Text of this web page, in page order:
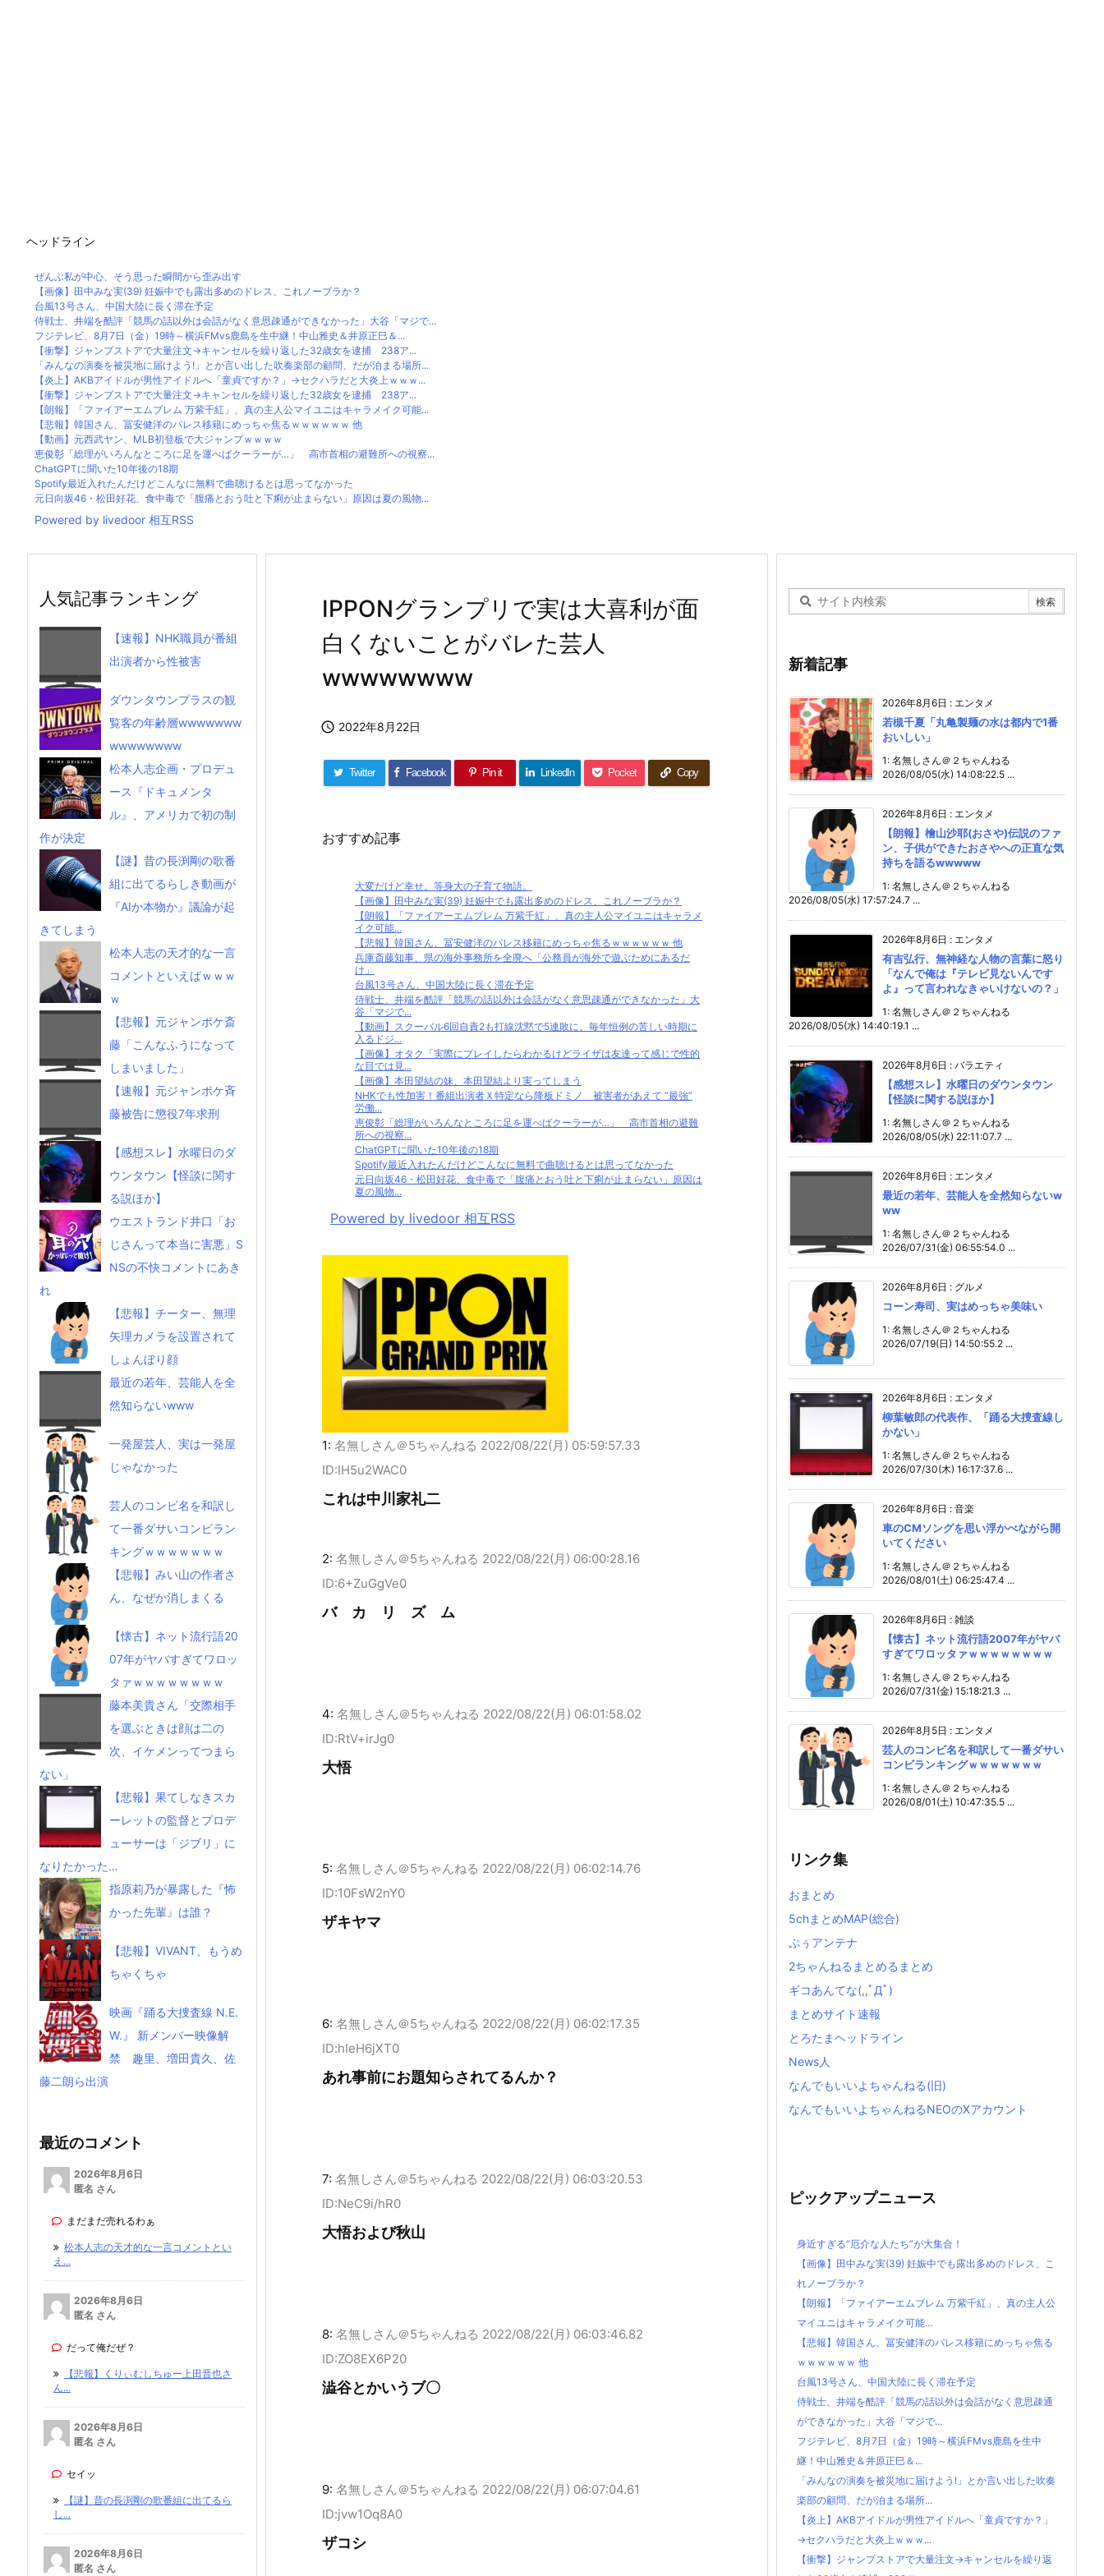
ヘッドライン
ぜんぶ私が中心、そう思った瞬間から歪み出す
【画像】田中みな実(39) 妊娠中でも露出多めのドレス、これノーブラか？
台風13号さん、中国大陸に長く滞在予定
侍戦士、井端を酷評「競馬の話以外は会話がなく意思疎通ができなかった」大谷「マジで...
フジテレビ、8月7日（金）19時～横浜FMvs鹿島を生中継！中山雅史＆井原正巳＆...
【衝撃】ジャンプストアで大量注文→キャンセルを繰り返した32歳女を逮捕 238ア...
「みんなの演奏を被災地に届けよう!」とか言い出した吹奏楽部の顧問、だが泊まる場所...
【炎上】AKBアイドルが男性アイドルへ「童貞ですか？」→セクハラだと大炎上ｗｗｗ...
【衝撃】ジャンプストアで大量注文→キャンセルを繰り返した32歳女を逮捕 238ア...
【朗報】「ファイアーエムブレム 万紫千紅」、真の主人公マイユニはキャラメイク可能...
【悲報】韓国さん、冨安健洋のパレス移籍にめっちゃ焦るｗｗｗｗｗｗ 他
【動画】元西武ヤン、MLB初登板で大ジャンプｗｗｗｗ
恵俊彰「総理がいろんなところに足を運べばクーラーが…」 高市首相の避難所への視察...
ChatGPTに聞いた10年後の18期
Spotify最近入れたんだけどこんなに無料で曲聴けるとは思ってなかった
元日向坂46・松田好花、食中毒で「腹痛とおう吐と下痢が止まらない」原因は夏の風物...
Powered by livedoor 相互RSS
IPPONグランプリで実は大喜利が面
白くないことがバレた芸人
wwwwwwww
 2022年8月22日
Twitter Facebook Pin it LinkedIn Pocket Copy
おすすめ記事
大変だけど幸せ。等身大の子育て物語。
【画像】田中みな実(39) 妊娠中でも露出多めのドレス、これノーブラか？
【朗報】「ファイアーエムブレム 万紫千紅」、真の主人公マイユニはキャラメ
イク可能...
【悲報】韓国さん、冨安健洋のパレス移籍にめっちゃ焦るｗｗｗｗｗｗ 他
兵庫斎藤知事、県の海外事務所を全廃へ「公務員が海外で遊ぶためにあるだ
け」
台風13号さん、中国大陸に長く滞在予定
侍戦士、井端を酷評「競馬の話以外は会話がなく意思疎通ができなかった」大
谷「マジで...
【動画】スクーバル6回自責2も打線沈黙で5連敗に。毎年恒例の苦しい時期に
入るドジ...
【画像】オタク「実際にプレイしたらわかるけどライザは友達って感じで性的
な目では見...
【画像】本田望結の妹、本田望結より実ってしまう
NHKでも性加害！番組出演者Ｘ特定なら降板ドミノ 被害者があえて “最強”
労働...
恵俊彰「総理がいろんなところに足を運べばクーラーが…」 高市首相の避難
所への視察...
ChatGPTに聞いた10年後の18期
Spotify最近入れたんだけどこんなに無料で曲聴けるとは思ってなかった
元日向坂46・松田好花、食中毒で「腹痛とおう吐と下痢が止まらない」原因は
夏の風物...
Powered by livedoor 相互RSS
1: 名無しさん＠5ちゃんねる 2022/08/22(月) 05:59:57.33
ID:IH5u2WAC0
これは中川家礼二
2: 名無しさん＠5ちゃんねる 2022/08/22(月) 06:00:28.16
ID:6+ZuGgVe0
バ カ リ ズ ム
4: 名無しさん＠5ちゃんねる 2022/08/22(月) 06:01:58.02
ID:RtV+irJg0
大悟
5: 名無しさん＠5ちゃんねる 2022/08/22(月) 06:02:14.76
ID:10FsW2nY0
ザキヤマ
6: 名無しさん＠5ちゃんねる 2022/08/22(月) 06:02:17.35
ID:hIeH6jXT0
あれ事前にお題知らされてるんか？
7: 名無しさん＠5ちゃんねる 2022/08/22(月) 06:03:20.53
ID:NeC9i/hR0
大悟および秋山
8: 名無しさん＠5ちゃんねる 2022/08/22(月) 06:03:46.82
ID:ZO8EX6P20
澁谷とかいうブ〇
9: 名無しさん＠5ちゃんねる 2022/08/22(月) 06:07:04.61
ID:jvw1Oq8A0
ザコシ
人気記事ランキング
【速報】NHK職員が番組
出演者から性被害
ダウンタウンプラスの観
覧客の年齢層wwwwwww
wwwwwwww
松本人志企画・プロデュ
ース『ドキュメンタ
ル』、アメリカで初の制
作が決定
【謎】昔の長渕剛の歌番
組に出てるらしき動画が
『AIか本物か』議論が起
きてしまう
松本人志の天才的な一言
コメントといえばｗｗｗ
ｗ
【悲報】元ジャンポケ斎
藤「こんなふうになって
しまいました」
【速報】元ジャンポケ斉
藤被告に懲役7年求刑
【感想スレ】水曜日のダ
ウンタウン【怪談に関す
る説ほか】
ウエストランド井口「お
じさんって本当に害悪」S
NSの不快コメントにあき
れ
【悲報】チーター、無理
矢理カメラを設置されて
しょんぼり顔
最近の若年、芸能人を全
然知らないwww
一発屋芸人、実は一発屋
じゃなかった
芸人のコンビ名を和訳し
て一番ダサいコンビラン
キングｗｗｗｗｗｗｗ
【悲報】みい山の作者さ
ん、なぜか消しまくる
【懐古】ネット流行語20
07年がヤバすぎてワロッ
タァｗｗｗｗｗｗｗｗ
藤本美貴さん「交際相手
を選ぶときは顔は二の
次、イケメンってつまら
ない」
【悲報】果てしなきスカ
ーレットの監督とプロデ
ューサーは「ジブリ」に
なりたかった…
指原莉乃が暴露した『怖
かった先輩』は誰？
【悲報】VIVANT、もうめ
ちゃくちゃ
映画『踊る大捜査線 N.E.
W.』 新メンバー映像解
禁 趣里、増田貴久、佐
藤二朗ら出演
最近のコメント
2026年8月6日
匿名 さん
まだまだ売れるわぁ
松本人志の天才的な一言コメントとい
え...
2026年8月6日
匿名 さん
だって俺だぜ？
【悲報】くりぃむしちゅー上田晋也さ
ん...
2026年8月6日
匿名 さん
セイッ
【謎】昔の長渕剛の歌番組に出てるら
し...
2026年8月6日
匿名 さん
新着記事
2026年8月6日 : エンタメ
若槻千夏「丸亀製麺の水は都内で1番
おいしい」
1: 名無しさん＠２ちゃんねる
2026/08/05(水) 14:08:22.5 ...
2026年8月6日 : エンタメ
【朗報】檜山沙耶(おさや)伝説のファ
ン、子供ができたおさやへの正直な気
持ちを語るwwwww
1: 名無しさん＠２ちゃんねる
2026/08/05(水) 17:57:24.7 ...
2026年8月6日 : エンタメ
有吉弘行、無神経な人物の言葉に怒り
「なんで俺は『テレビ見ないんです
よ』って言われなきゃいけないの？」
1: 名無しさん＠２ちゃんねる
2026/08/05(水) 14:40:19.1 ...
2026年8月6日 : バラエティ
【感想スレ】水曜日のダウンタウン
【怪談に関する説ほか】
1: 名無しさん＠２ちゃんねる
2026/08/05(水) 22:11:07.7 ...
2026年8月6日 : エンタメ
最近の若年、芸能人を全然知らないw
ww
1: 名無しさん＠２ちゃんねる
2026/07/31(金) 06:55:54.0 ...
2026年8月6日 : グルメ
コーン寿司、実はめっちゃ美味い
1: 名無しさん＠２ちゃんねる
2026/07/19(日) 14:50:55.2 ...
2026年8月6日 : エンタメ
柳葉敏郎の代表作、「踊る大捜査線し
かない」
1: 名無しさん＠２ちゃんねる
2026/07/30(木) 16:17:37.6 ...
2026年8月6日 : 音楽
車のCMソングを思い浮かべながら開
いてください
1: 名無しさん＠２ちゃんねる
2026/08/01(土) 06:25:47.4 ...
2026年8月6日 : 雑談
【懐古】ネット流行語2007年がヤバ
すぎてワロッタァｗｗｗｗｗｗｗｗ
1: 名無しさん＠２ちゃんねる
2026/07/31(金) 15:18:21.3 ...
2026年8月5日 : エンタメ
芸人のコンビ名を和訳して一番ダサい
コンビランキングｗｗｗｗｗｗｗ
1: 名無しさん＠２ちゃんねる
2026/08/01(土) 10:47:35.5 ...
リンク集
おまとめ
5chまとめMAP(総合)
ぷぅアンテナ
2ちゃんねるまとめるまとめ
ギコあんてな(,,ﾟДﾟ)
まとめサイト速報
とろたまヘッドライン
News人
なんでもいいよちゃんねる(旧)
なんでもいいよちゃんねるNEOのXアカウント
ピックアップニュース
身近すぎる“厄介な人たち”が大集合！
【画像】田中みな実(39) 妊娠中でも露出多めのドレス、こ
れノーブラか？
【朗報】「ファイアーエムブレム 万紫千紅」、真の主人公
マイユニはキャラメイク可能...
【悲報】韓国さん、冨安健洋のパレス移籍にめっちゃ焦る
ｗｗｗｗｗｗ 他
台風13号さん、中国大陸に長く滞在予定
侍戦士、井端を酷評「競馬の話以外は会話がなく意思疎通
ができなかった」大谷「マジで...
フジテレビ、8月7日（金）19時～横浜FMvs鹿島を生中
継！中山雅史＆井原正巳＆...
「みんなの演奏を被災地に届けよう!」とか言い出した吹奏
楽部の顧問、だが泊まる場所...
【炎上】AKBアイドルが男性アイドルへ「童貞ですか？」
→セクハラだと大炎上ｗｗｗ...
【衝撃】ジャンプストアで大量注文→キャンセルを繰り返